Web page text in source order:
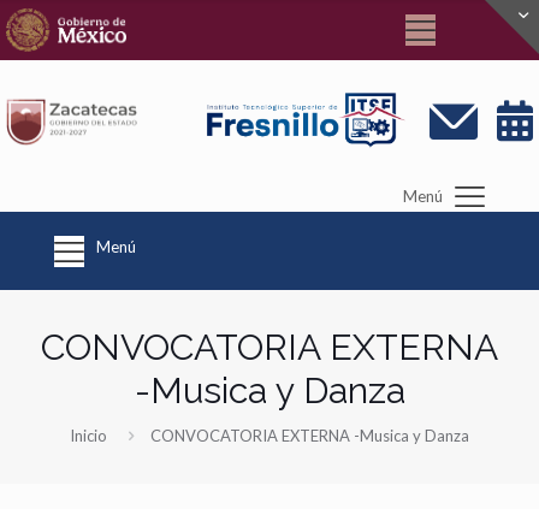
Menú
Menú
CONVOCATORIA EXTERNA
-Musica y Danza
Inicio CONVOCATORIA EXTERNA -Musica y Danza